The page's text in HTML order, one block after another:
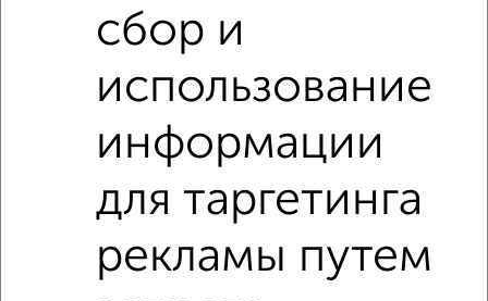
в месяц
Собственник, 05.08.2026
1-к квартиры
сбор и
использование
информации
для таргетинга
рекламы путем